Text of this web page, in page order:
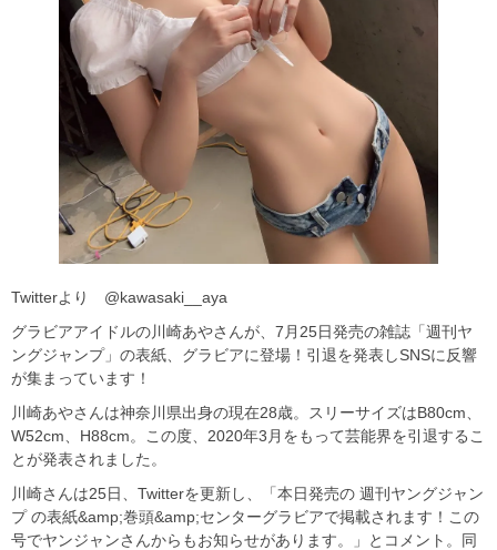
Twitterより @kawasaki__aya
グラビアアイドルの川崎あやさんが、7月25日発売の雑誌「週刊ヤ
ングジャンプ」の表紙、グラビアに登場！引退を発表しSNSに反響
が集まっています！
川崎あやさんは神奈川県出身の現在28歳。スリーサイズはB80cm、
W52cm、H88cm。この度、2020年3月をもって芸能界を引退するこ
とが発表されました。
川崎さんは25日、Twitterを更新し、「本日発売の 週刊ヤングジャン
プ の表紙&amp;巻頭&amp;センターグラビアで掲載されます！この
号でヤンジャンさんからもお知らせがあります。」とコメント。同